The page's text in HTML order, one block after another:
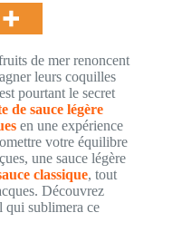
de mer renoncent
leurs coquilles
pourtant le secret
de sauce légère
en une expérience
votre équilibre
une sauce légère
classique, tout
Découvrez
qui sublimera ce